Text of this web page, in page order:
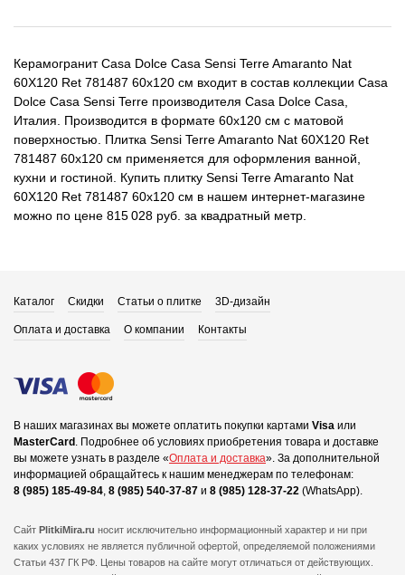
Керамогранит Casa Dolce Casa Sensi Terre Amaranto Nat
60X120 Ret 781487 60x120 см входит в состав коллекции Casa
Dolce Casa Sensi Terre производителя Casa Dolce Casa,
Италия. Производится в формате 60x120 см с матовой
поверхностью. Плитка Sensi Terre Amaranto Nat 60X120 Ret
781487 60x120 см применяется для оформления ванной,
кухни и гостиной. Купить плитку Sensi Terre Amaranto Nat
60X120 Ret 781487 60x120 см в нашем интернет-магазине
можно по цене 815 028 руб. за квадратный метр.
Каталог Скидки Статьи о плитке 3D-дизайн
Оплата и доставка О компании Контакты
В наших магазинах вы можете оплатить покупки картами Visa или
MasterCard . Подробнее об условиях приобретения товара и доставке
вы можете узнать в разделе «Оплата и доставка». За дополнительной
информацией обращайтесь к нашим менеджерам по телефонам:
8 (985) 185-49-84, 8 (985) 540-37-87 и 8 (985) 128-37-22 (WhatsApp).
Сайт PlitkiMira.ru носит исключительно информационный характер и ни при
каких условиях не является публичной офертой, определяемой положениями
Статьи 437 ГК РФ. Цены товаров на сайте могут отличаться от действующих.